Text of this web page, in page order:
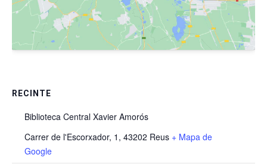
RECINTE
Biblioteca Central Xavier Amorós
Carrer de l'Escorxador, 1, 43202 Reus + Mapa de
Google